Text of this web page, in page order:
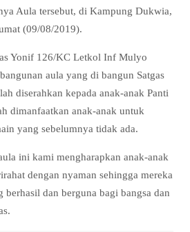
Aula tersebut, di Kampung Dukwia,
(09/08/2019).
Yonif 126/KC Letkol Inf Mulyo
aula yang di bangun Satgas
diserahkan kepada anak-anak Panti
dimanfaatkan anak-anak untuk
yang sebelumnya tidak ada.
ini kami mengharapkan anak-anak
dengan nyaman sehingga mereka
berhasil dan berguna bagi bangsa dan